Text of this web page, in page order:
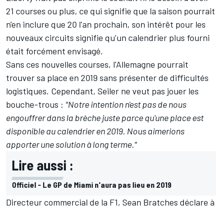
21 courses ou plus, ce qui signifie que la saison pourrait
n'en inclure que 20 l'an prochain, son intérêt pour les
nouveaux circuits signifie qu'un calendrier plus fourni
était forcément envisagé.
Sans ces nouvelles courses, l'Allemagne pourrait
trouver sa place en 2019 sans présenter de difficultés
logistiques. Cependant, Seiler ne veut pas jouer les
bouche-trous : "Notre intention n'est pas de nous
engouffrer dans la brèche juste parce qu'une place est
disponible au calendrier en 2019. Nous aimerions
apporter une solution à long terme."
Lire aussi :
Officiel - Le GP de Miami n'aura pas lieu en 2019
Directeur commercial de la F1, Sean Bratches déclare à